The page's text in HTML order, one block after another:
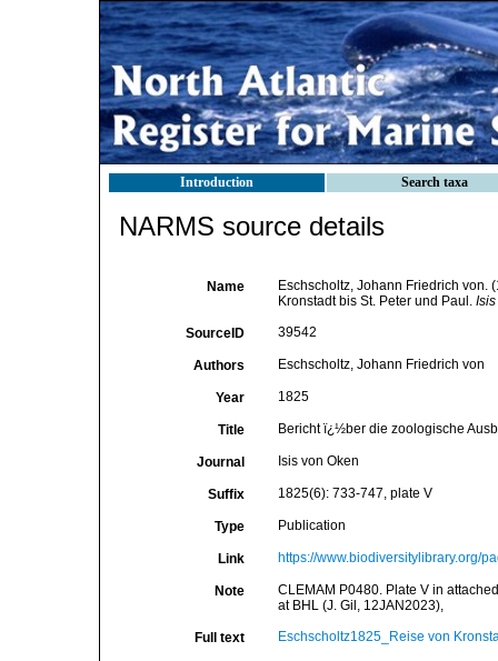
Introduction Search taxa
NARMS source details
Name
Eschscholtz, Johann Friedrich von.
Kronstadt bis St. Peter und Paul.
SourceID 39542
Authors Eschscholtz, Johann Friedrich von
Year 1825
Title Bericht ï¿½ber die zoologische
Journal Isis von Oken
Suffix 1825(6): 733-747, plate V
Type Publication
Link https://www.biodiversitylibrary.org/
Note
CLEMAM P0480. Plate V in
at BHL (J. Gil, 12JAN2023),
Full text Eschscholtz1825_Reise von